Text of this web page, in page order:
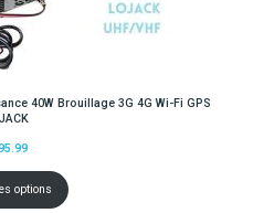
40W Brouillage 3G 4G Wi-Fi GPS
options